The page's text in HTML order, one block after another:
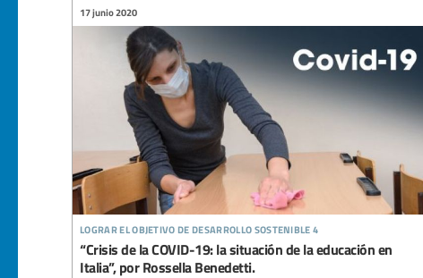
lograr el objetivo de desarrollo sostenible 4
17 junio 2020
“Crisis de la COVID-19: la situación de la educación en
Italia”, por Rossella Benedetti.